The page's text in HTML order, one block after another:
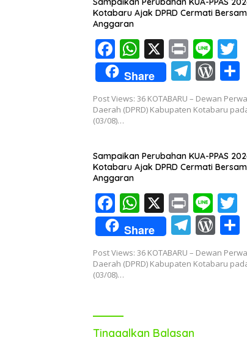
k p m ss
Kotabaru Ajak DPRD Cermati
Anggaran
F
ac
e
b
o
o
k
W
h
at
s
p
p
X Pr
in
t
Li
n
e
w
itt
Share T
el
e
a
m
W
or
d
e
ss
Post Views: 36 KOTABARU – Dewan
Daerah (DPRD) Kabupaten Kotabaru
(03/08)…
Sampaikan Perubahan KUA-PPAS
Kotabaru Ajak DPRD Cermati
Anggaran
F
ac
e
b
o
k
W
h
at
s
X Pr
in
t
Li
n
e
w
itt
Share T
el
e
W
or
d
Post Views: 36 ​KOTABARU – Dewan
Daerah (DPRD) Kabupaten Kotabaru
(03/08)…
Tinggalkan Balasan